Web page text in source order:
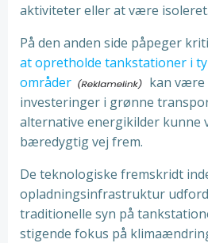
aktiviteter eller at være isoleret.
På den anden side påpeger
at opretholde tankstationer i
områder
kan være
investeringer i grønne
alternative energikilder kunne
bæredygtig vej frem.
De teknologiske fremskridt
opladningsinfrastruktur
traditionelle syn på
stigende fokus på